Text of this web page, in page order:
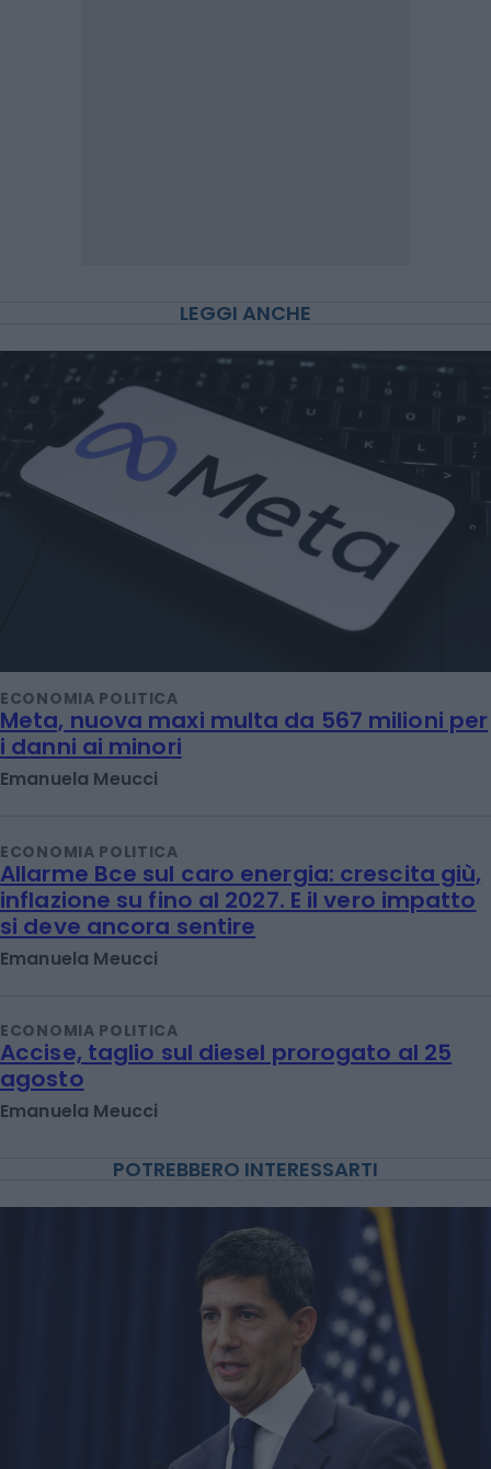
LEGGI ANCHE
ECONOMIA POLITICA
Meta, nuova maxi multa da 567 milioni per
i danni ai minori
Emanuela Meucci
ECONOMIA POLITICA
Allarme Bce sul caro energia: crescita giù,
inflazione su fino al 2027. E il vero impatto
si deve ancora sentire
Emanuela Meucci
ECONOMIA POLITICA
Accise, taglio sul diesel prorogato al 25
agosto
Emanuela Meucci
POTREBBERO INTERESSARTI